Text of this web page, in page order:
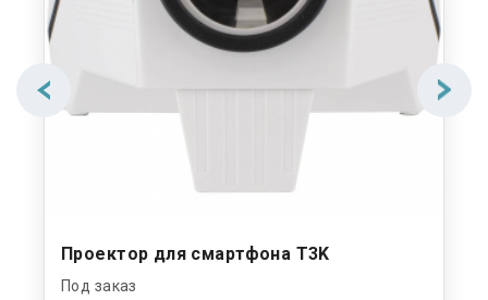
Проектор для смартфона T3K
Под заказ